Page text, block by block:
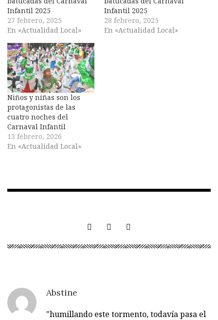
Infantil 2025
27 febrero, 2025
En «Actualidad Local»
Infantil 2025
28 febrero, 2025
En «Actualidad Local»
Niños y niñas son los
protagonistas de las
cuatro noches del
Carnaval Infantil
13 febrero, 2026
En «Actualidad Local»
Abstine
"humillando este tormento, todavía pasa el